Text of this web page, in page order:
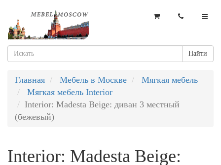
Найти
Главная Мебель в Москве
Мягкая мебель
Мягкая мебель Interior
Interior: Madesta Beige: диван 3 местный
(бежевый)
Interior: Madesta Beige: